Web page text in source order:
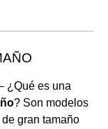
¿Qué es una
? Son modelos
gran tamaño